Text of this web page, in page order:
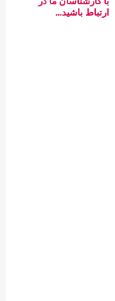
ارتباط باشید...